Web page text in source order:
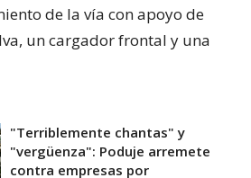
de la vía con apoyo de
un cargador frontal y una
"Terriblemente chantas" y
"vergüenza": Poduje arremete
contra empresas por